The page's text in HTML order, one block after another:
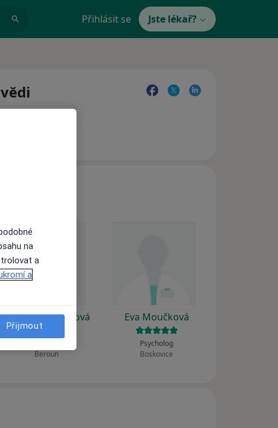
Přihlásit se Jste lékař?
René Zahradníková
Beroun
Eva Moučková
Psycholog
Boskovice
na
a
a
Přijmout